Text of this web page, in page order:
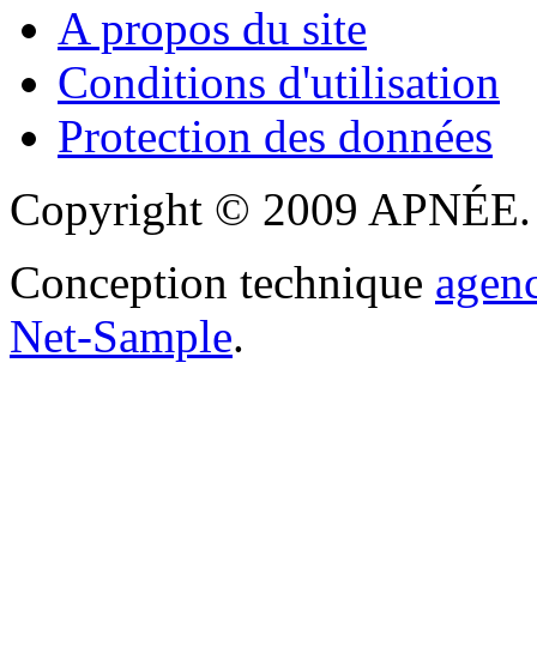
A propos du site
Conditions d'utilisation
Protection des données
Copyright © 2009 APNÉE.
Conception technique
Net-Sample.